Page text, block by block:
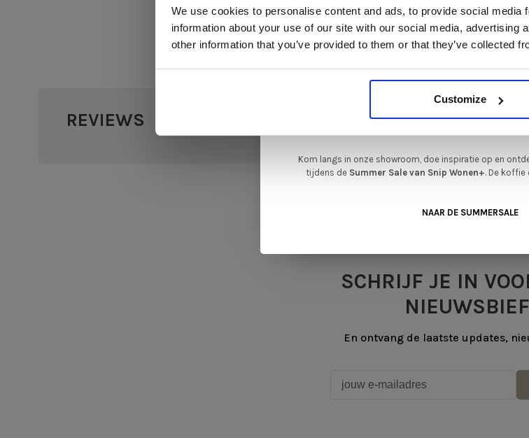
We use cookies to personalise content and ads, to provide social
information about your use of our site with our social media, advertising
other information that you’ve provided to them or that they’ve collected
Customize
REVIEWS
0 sterren op basis van 0 beoordelingen
SCHRIJF JE IN
En ontvang de laatste updates,
In onze showroom vind je een uitgebreide
gerenommeerde Nederlandse en Europese merken.
van
Sculptures Jeux
gelegenheid om jouw favoriete designmeubel geheel
met de kwaliteit, het comfort en de uitstraling die
Kom langs in onze showroom, doe inspiratie op en
tijdens de Summer Sale van Snip Wonen+. De
NAAR DE SUMMERSALE